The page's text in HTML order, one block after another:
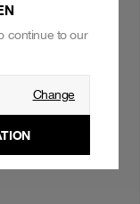
continue to our
Change